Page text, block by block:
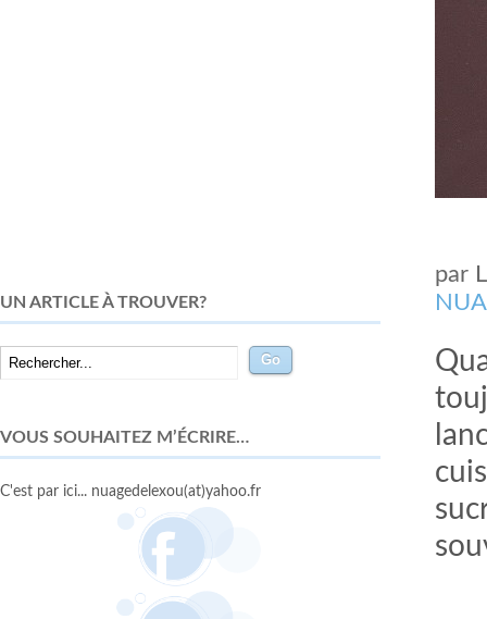
par
UN ARTICLE À TROUVER?
VOUS SOUHAITEZ M’ÉCRIRE…
C'est par ici... nuagedelexou(at)yahoo.fr